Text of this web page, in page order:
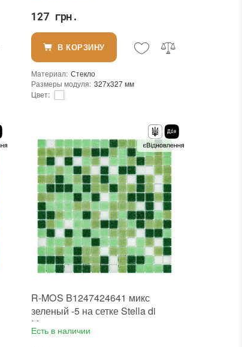
127 грн.
В КОРЗИНУ
Материал: Стекло
Размеры модуля: 327x327 мм
Цвет:
Назначение:
В интерьере, Для бани, Для бассейна, Для ванной комнаты и туалета, Для гостинной, Для душевой, Для кухни, Для спальни, Для фартука, Для фасада, Для хамама
Размеры чипа: 20x20 мм
Толщина чипа: 4 мм
Площадь модуля: 0,107 м²
Страна производителя: Китай
Бренд: Stella di Mare
Тип поверхности: Матовая
R-MOS B1247424641 микс
зеленый -5 на сетке Stella di
Mare
Есть в наличии